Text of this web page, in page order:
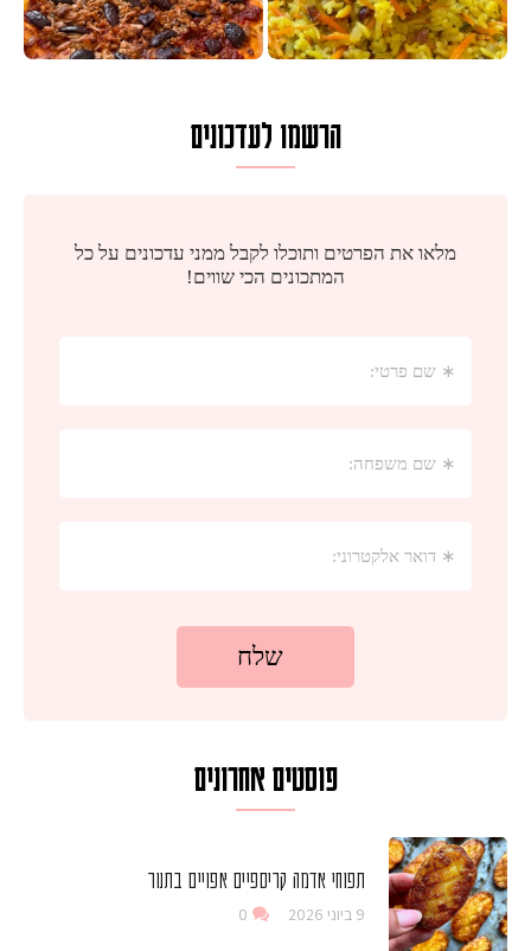
הרשמו לעדכונים
פוסטים אחרונים
תפוחי אדמה קריספיים אפויים בתנור
9 ביוני 2026 0